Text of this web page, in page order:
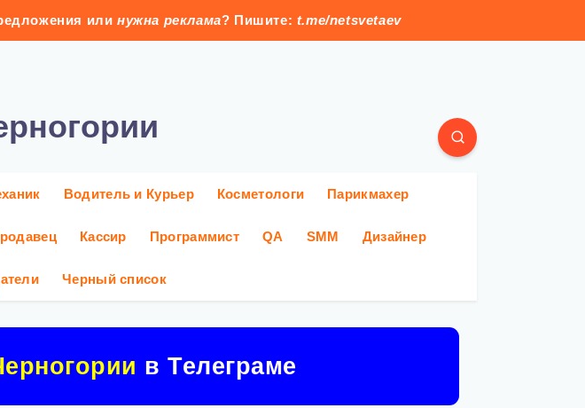
или нужна реклама? Пишите: t.me/netsvetaev
Водитель и Курьер Косметологи Парикмахер
Кассир Программист QA SMM Дизайнер
Черный список
в Телеграме